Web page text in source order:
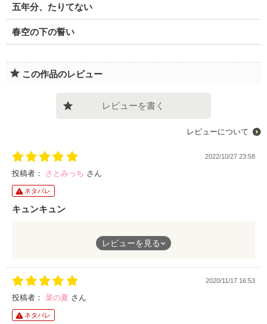
五年分、たりてない
春空の下の誓い
この作品のレビュー
レビューを書く
レビューについて
2022/10/27 23:58
投稿者： さとみっち さん
ネタバレ
キュンキュン
一途なヒーローにイラつくヒールもいないので安定して読めま
レビューを見る
2020/11/17 16:53
投稿者： 菜の夏 さん
ネタバレ